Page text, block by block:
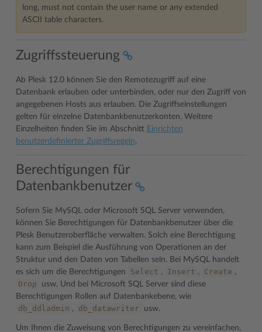
long, must not contain the user name or any extended
ASCII table characters.
Zugriffssteuerung
Ab Plesk 12.0 können Sie den Remotezugriff auf eine
Datenbank erlauben oder unterbinden, oder nur den Zugriff von
angegebenen Hosts aus erlauben. Die Zugriffseinstellungen
gelten für einzelne Datenbankbenutzerkonten. Weitere
Einzelheiten finden Sie im Abschnitt Einrichten
benutzerdefinierter Zugriffsregeln.
Berechtigungen für
Datenbankbenutzer
Sofern Sie MySQL oder Microsoft SQL Server verwenden,
können Sie Berechtigungen für Datenbankbenutzer über die
Plesk Benutzeroberfläche verwalten. Solch eine Berechtigung
kann zum Beispiel die Ausführung von Operationen an der
Struktur und den Daten von Tabellen sein. Bei MySQL handelt
es sich um die Berechtigungen
Select , Insert , Create ,
Drop
usw. Und bei Microsoft SQL Server sind diese
Berechtigungen Rollen auf Datenbankebene, wie
db_ddladmin , db_datawriter usw.
Um Ihnen die Zuweisung von Berechtigungen zu vereinfachen,